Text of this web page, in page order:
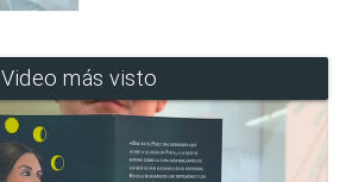
Video más visto